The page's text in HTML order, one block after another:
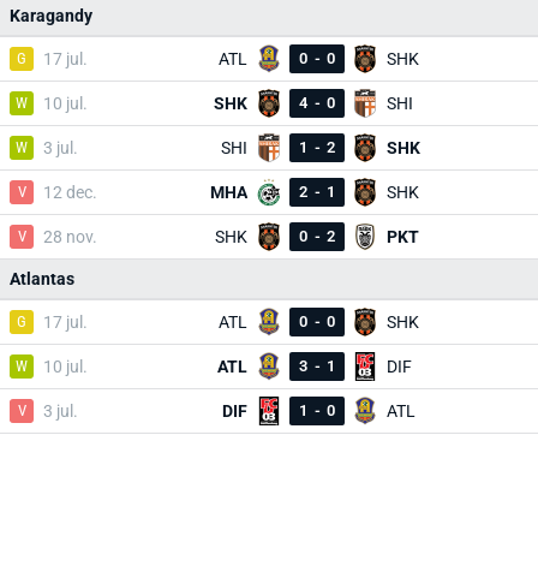
Karagandy
G 17 jul. ATL 0 - 0 SHK
W 10 jul. SHK 4 - 0 SHI
W 3 jul. SHI 1 - 2 SHK
V 12 dec. MHA 2 - 1 SHK
V 28 nov. SHK 0 - 2 PKT
Atlantas
G 17 jul. ATL 0 - 0 SHK
W 10 jul. ATL 3 - 1 DIF
V 3 jul. DIF 1 - 0 ATL